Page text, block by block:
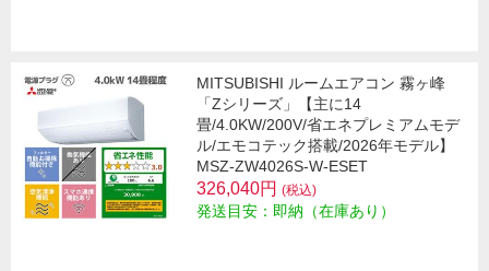
MITSUBISHI ルームエアコン 霧ヶ峰
「Zシリーズ」【主に14
畳/4.0KW/200V/省エネプレミアムモデ
ル/エモコテック搭載/2026年モデル】
MSZ-ZW4026S-W-ESET
326,040円 (税込)
発送目安：即納（在庫あり）